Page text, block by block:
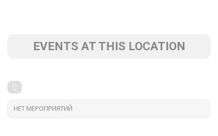
EVENTS AT THIS LOCATION
НЕТ МЕРОПРИЯТИЙ